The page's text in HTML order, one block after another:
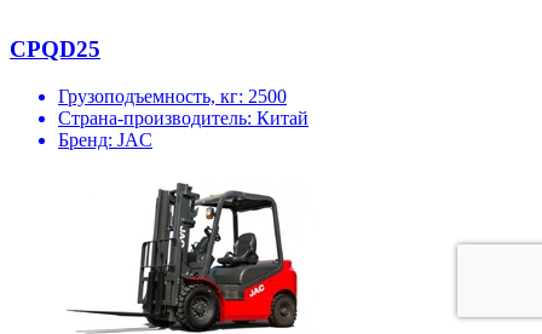
CPQD25
Грузоподъемность, кг: 2500
Страна-производитель: Китай
Бренд: JAC